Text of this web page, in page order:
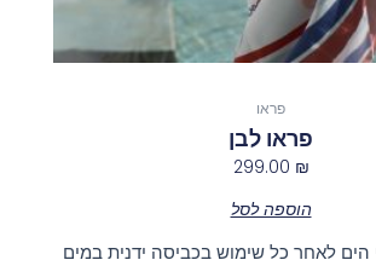
פראו
פראו לבן
299.00 ₪
הוספה לסל
לאחר כל שימוש בכביסה ידנית במים